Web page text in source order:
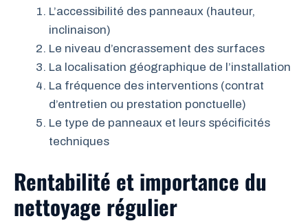
L’accessibilité des panneaux (hauteur,
inclinaison)
Le niveau d’encrassement des surfaces
La localisation géographique de l’installation
La fréquence des interventions (contrat
d’entretien ou prestation ponctuelle)
Le type de panneaux et leurs spécificités
techniques
Rentabilité et importance du
nettoyage régulier